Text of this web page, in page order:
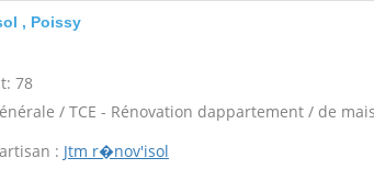
, Poissy
78
/ TCE - Rénovation dappartement / de
: Jtm r�nov'isol